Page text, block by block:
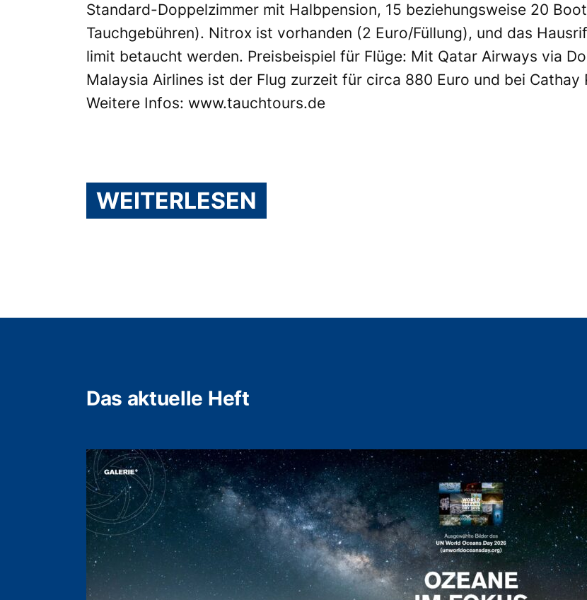
Standard-Doppelzimmer mit Halbpension, 15 beziehungsweise 20
Tauchgebühren). Nitrox ist vorhanden (2 Euro/Füllung), und das
limit betaucht werden. Preisbeispiel für Flüge: Mit Qatar Airways via
Malaysia Airlines ist der Flug zurzeit für circa 880 Euro und bei Cathay
Weitere Infos: www.tauchtours.de
WEITERLESEN
Das aktuelle Heft